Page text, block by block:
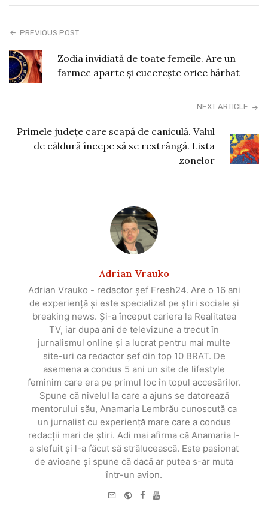
PREVIOUS POST
Zodia invidiată de toate femeile. Are un
farmec aparte și cucerește orice bărbat
NEXT ARTICLE
Primele județe care scapă de caniculă. Valul
de căldură începe să se restrângă. Lista
zonelor
Adrian Vrauko
Adrian Vrauko - redactor șef Fresh24. Are o 16 ani
de experiență și este specializat pe știri sociale și
breaking news. Și-a început cariera la Realitatea
TV, iar dupa ani de televizune a trecut în
jurnalismul online și a lucrat pentru mai multe
site-uri ca redactor șef din top 10 BRAT. De
asemena a condus 5 ani un site de lifestyle
feminim care era pe primul loc în topul accesărilor.
Spune că nivelul la care a ajuns se datorează
mentorului său, Anamaria Lembrău cunoscută ca
un jurnalist cu experiență mare care a condus
redacții mari de știri. Adi mai afirma că Anamaria l-
a slefuit și l-a făcut să strălucească. Este pasionat
de avioane și spune că dacă ar putea s-ar muta
într-un avion.
e-
WebsiteFacebook